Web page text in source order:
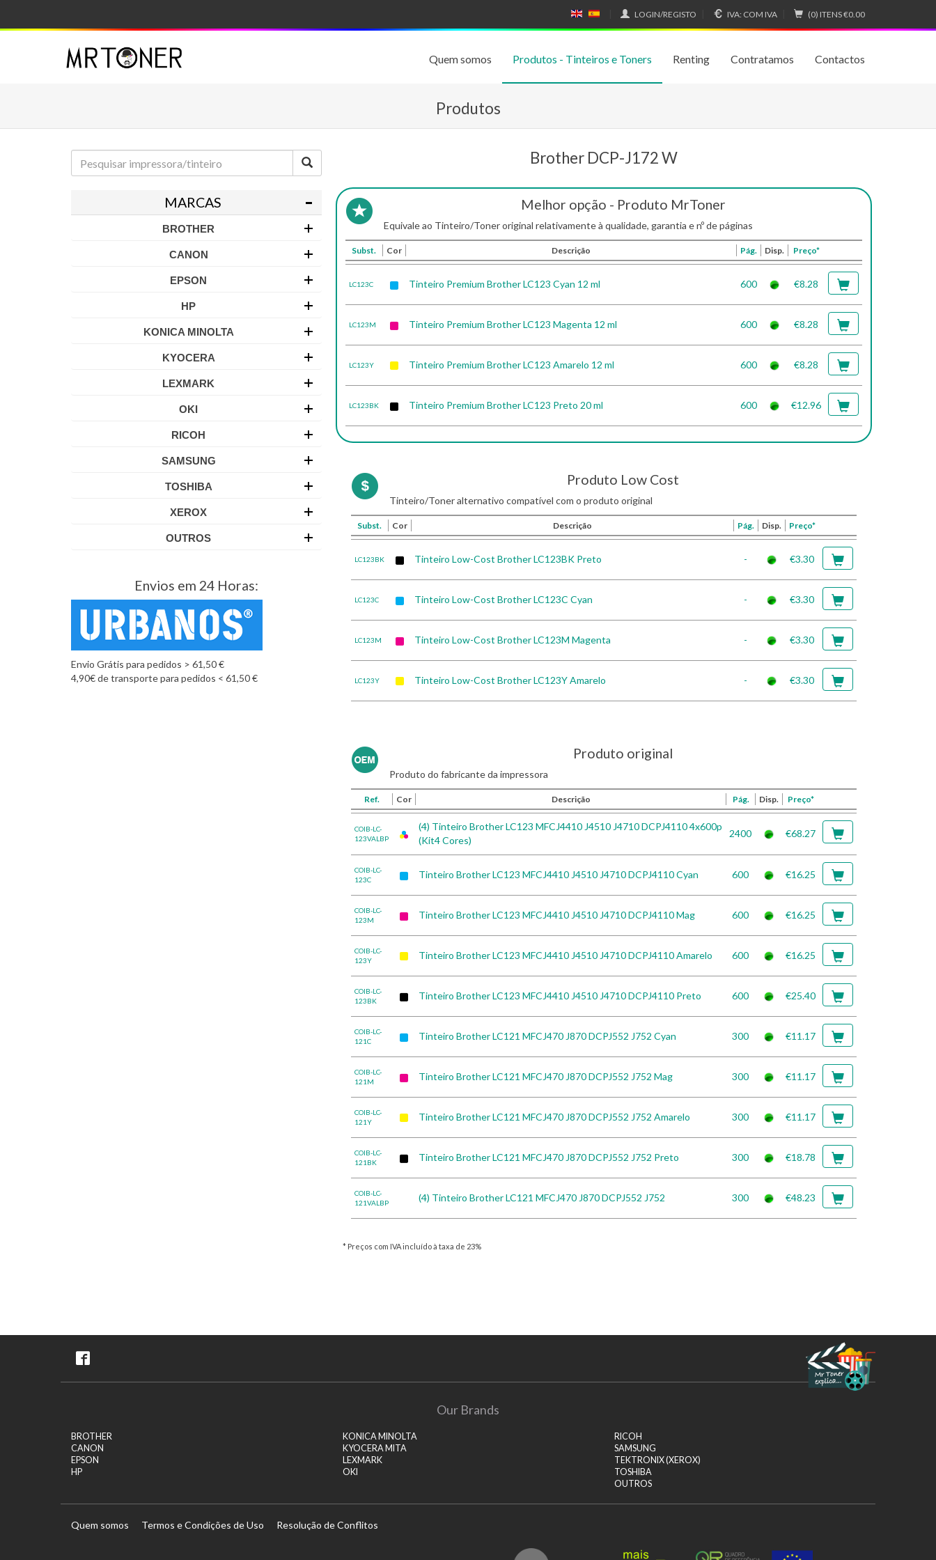
N
H
SP
OL
LOGIN/REGISTO IVA: COM IVA (0) ITENS€0.00
Quem somos Produtos - Tinteiros e Toners Renting Contratamos Contactos
Produtos
MARCAS
BROTHER
CANON
EPSON
HP
KONICA MINOLTA
KYOCERA
LEXMARK
OKI
RICOH
SAMSUNG
TOSHIBA
XEROX
OUTROS
Envios em 24 Horas:
Envio Grátis para pedidos > 61,50 €
4,90€ de transporte para pedidos < 61,50 €
Brother DCP-J172 W
Melhor opção - Produto MrToner
Equivale ao Tinteiro/Toner original relativamente à qualidade, garantia e nº de páginas
Subst. Cor Descrição Pág. Disp. Preço*
LC123C Tinteiro Premium Brother LC123 Cyan 12 ml 600 €8.28
LC123M Tinteiro Premium Brother LC123 Magenta 12 ml 600 €8.28
LC123Y Tinteiro Premium Brother LC123 Amarelo 12 ml 600 €8.28
LC123BK Tinteiro Premium Brother LC123 Preto 20 ml 600 €12.96
Produto Low Cost
Tinteiro/Toner alternativo compatível com o produto original
Subst. Cor Descrição Pág. Disp. Preço*
LC123BK Tinteiro Low-Cost Brother LC123BK Preto - €3.30
LC123C Tinteiro Low-Cost Brother LC123C Cyan - €3.30
LC123M Tinteiro Low-Cost Brother LC123M Magenta - €3.30
LC123Y Tinteiro Low-Cost Brother LC123Y Amarelo - €3.30
Produto original
Produto do fabricante da impressora
Ref. Cor Descrição Pág. Disp. Preço*
COIB-LC-
123VALBP
(4) Tinteiro Brother LC123 MFCJ4410 J4510 J4710 DCPJ4110 4x600p
(Kit4 Cores)
2400 €68.27
COIB-LC-
123C
Tinteiro Brother LC123 MFCJ4410 J4510 J4710 DCPJ4110 Cyan 600 €16.25
COIB-LC-
123M
Tinteiro Brother LC123 MFCJ4410 J4510 J4710 DCPJ4110 Mag 600 €16.25
COIB-LC-
123Y
Tinteiro Brother LC123 MFCJ4410 J4510 J4710 DCPJ4110 Amarelo 600 €16.25
COIB-LC-
123BK
Tinteiro Brother LC123 MFCJ4410 J4510 J4710 DCPJ4110 Preto 600 €25.40
COIB-LC-
121C
Tinteiro Brother LC121 MFCJ470 J870 DCPJ552 J752 Cyan 300 €11.17
COIB-LC-
121M
Tinteiro Brother LC121 MFCJ470 J870 DCPJ552 J752 Mag 300 €11.17
COIB-LC-
121Y
Tinteiro Brother LC121 MFCJ470 J870 DCPJ552 J752 Amarelo 300 €11.17
COIB-LC-
121BK
Tinteiro Brother LC121 MFCJ470 J870 DCPJ552 J752 Preto 300 €18.78
COIB-LC-
121VALBP
(4) Tinteiro Brother LC121 MFCJ470 J870 DCPJ552 J752 300 €48.23
* Preços com IVA incluído à taxa de 23%
Our Brands
BROTHER
CANON
EPSON
HP
KONICA MINOLTA
KYOCERA MITA
LEXMARK
OKI
RICOH
SAMSUNG
TEKTRONIX (XEROX)
TOSHIBA
OUTROS
Quem somos Termos e Condições de Uso Resolução de Conflitos